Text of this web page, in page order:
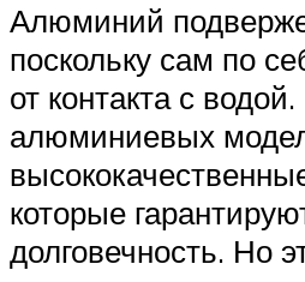
Алюминий
поскольку сам по
от контакта с
алюминиевых
которые
долговечность. Но